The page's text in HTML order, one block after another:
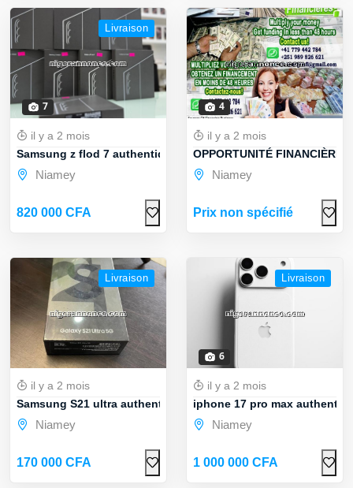
7
Livraison
il y a 2 mois
Samsung z flod 7 authentique
Niamey
820 000 CFA
4
il y a 2 mois
OPPORTUNITÉ FINANCIÈRE
Niamey
Prix non spécifié
Livraison
il y a 2 mois
Samsung S21 ultra authentique
Niamey
170 000 CFA
6
Livraison
il y a 2 mois
iphone 17 pro max
Niamey
1 000 000 CFA